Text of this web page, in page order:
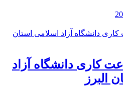
کاری دانشگاه آزاد
البرز